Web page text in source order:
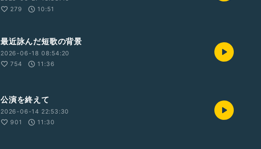
279
10:51
最近詠んだ短歌の背景
2026-06-18 08:54:20
754
11:36
公演を終えて
2026-06-14 22:53:30
901
11:30